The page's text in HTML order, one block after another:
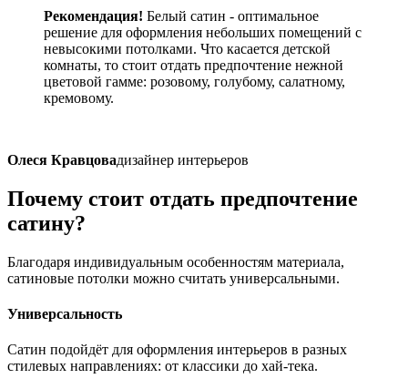
Рекомендация! Белый сатин - оптимальное
решение для оформления небольших помещений с
невысокими потолками. Что касается детской
комнаты, то стоит отдать предпочтение нежной
цветовой гамме: розовому, голубому, салатному,
кремовому.
Олеся Кравцовадизайнер интерьеров
Почему стоит отдать предпочтение
сатину?
Благодаря индивидуальным особенностям материала,
сатиновые потолки можно считать универсальными.
Универсальность
Сатин подойдёт для оформления интерьеров в разных
стилевых направлениях: от классики до хай-тека.